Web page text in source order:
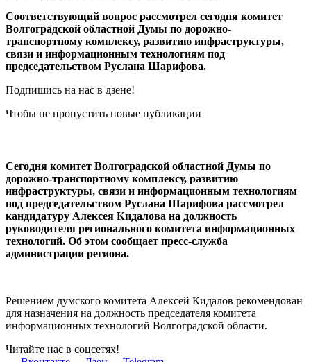
Соответствующий вопрос рассмотрел сегодня комитет
Волгоградской областной Думы по дорожно-
транспортному комплексу, развитию инфраструктуры,
связи и информационным технологиям под
председательством Руслана Шарифова.
Подпишись на нас в дзене!
Чтобы не пропустить новые публикации
Сегодня комитет Волгоградской областной Думы по
дорожно-транспортному комплексу, развитию
инфраструктуры, связи и информационным технологиям
под председательством Руслана Шарифова рассмотрел
кандидатуру Алексея Кидалова на должность
руководителя регионального комитета информационных
технологий. Об этом сообщает пресс-служба
администрации региона.
Решением думского комитета Алексей Кидалов рекомендован
для назначения на должность председателя комитета
информационных технологий Волгоградской области.
Читайте нас в соцсетях!